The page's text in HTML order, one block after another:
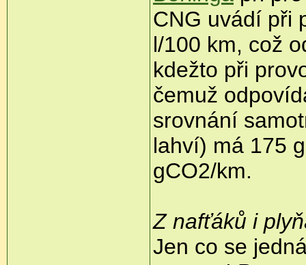
CNG uvádí při
l/100 km, což
kdežto při
čemuž
srovnání
lahví) má 175
gCO2/km.
Z nafťáků i
Jen co se